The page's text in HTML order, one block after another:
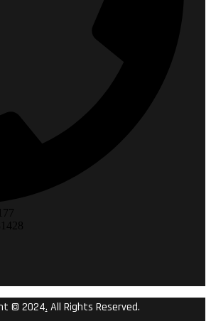
© 2024.All Rights Reserved.